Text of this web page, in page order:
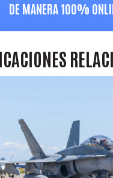
DE MANERA 100%